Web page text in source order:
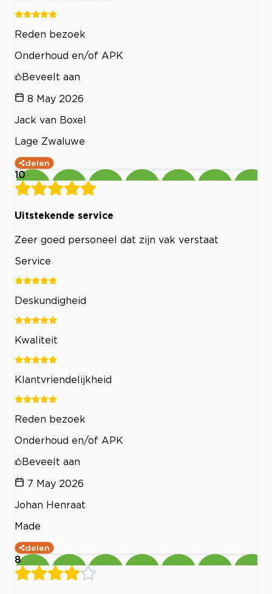
Reden bezoek
Onderhoud en/of APK
Beveelt aan
8 May 2026
Jack van Boxel
Lage Zwaluwe
delen
10
Uitstekende service
Zeer goed personeel dat zijn vak verstaat
Service
Deskundigheid
Kwaliteit
Klantvriendelijkheid
Reden bezoek
Onderhoud en/of APK
Beveelt aan
7 May 2026
Johan Henraat
Made
delen
8